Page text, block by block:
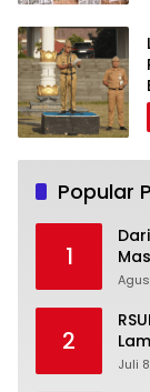
Popular
1
2
Juli